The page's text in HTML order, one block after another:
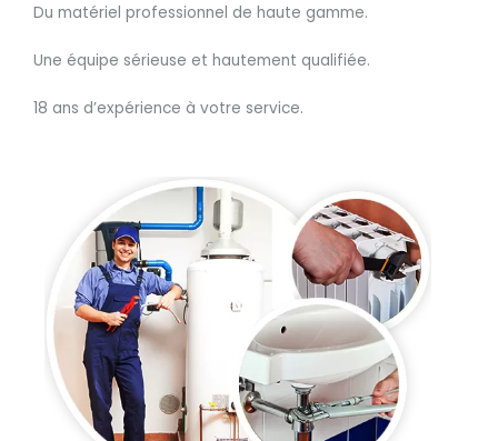
Du matériel professionnel de haute gamme.
Une équipe sérieuse et hautement qualifiée.
18 ans d’expérience à votre service.